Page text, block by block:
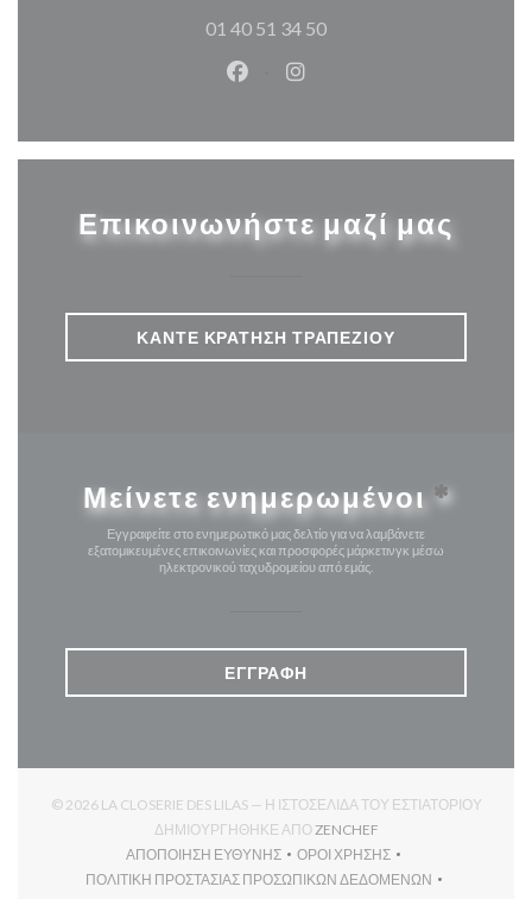
01 40 51 34 50
Facebook ((ανοίγει σε νέο
Instagram ((ανοίγει σε
Επικοινωνήστε μαζί μας
ΚΆΝΤΕ ΚΡΆΤΗΣΗ ΤΡΑΠΕΖΙΟΎ
Μείνετε ενημερωμένοι *
Εγγραφείτε στο ενημερωτικό μας δελτίο για να λαμβάνετε
εξατομικευμένες επικοινωνίες και προσφορές μάρκετινγκ μέσω
ηλεκτρονικού ταχυδρομείου από εμάς.
ΕΓΓΡΑΦΉ
© 2026 LA CLOSERIE DES LILAS — Η ΙΣΤΟΣΕΛΊΔΑ ΤΟΥ ΕΣΤΙΑΤΟΡΊΟΥ
ΔΗΜΙΟΥΡΓΉΘΗΚΕ ΑΠΌZENCHEF((ΑΝΟΊΓΕΙ ΣΕ ΝΈΟ
ΑΠΟΠΟΊΗΣΗ ΕΥΘΎΝΗΣ
((ΑΝΟΊΓΕΙ ΣΕ ΝΈΟ ΠΑΡΆΘΥΡΟ))
ΌΡΟΙ ΧΡΉΣΗΣ
((ΑΝΟΊΓΕΙ ΣΕ ΝΈΟ
ΠΟΛΙΤΙΚΉ ΠΡΟΣΤΑΣΊΑΣ ΠΡΟΣΩΠΙΚΏΝ ΔΕΔΟΜΈΝΩΝ
((ΑΝΟΊΓΕΙ ΣΕ ΝΈΟ ΠΑΡΆΘΥΡΟ))